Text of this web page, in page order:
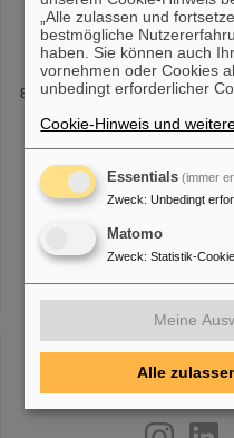
kleinste Emittanzen und
zunehmender Verbesserung
25 Jahre Saturday
GSI/FAIR gehört dazu
Atomphysik im
dem Programm standen
und des Linearbeschleunigers
« .... 3 4 5 6
youtubehelmholtz.social
„Alle zulassen und
bestmögliche
haben. Sie können auch
vornehmen oder Cookies
unbedingt erforderlicher
Cookie-Hinweis und
Essentials (immer
Zweck: Unbedingt
Matomo
Zweck: Statistik-
Meine
Alle